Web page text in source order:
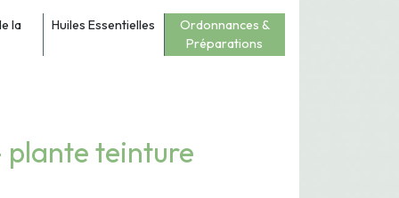
la Huiles Essentielles
Ordonnances &
Préparations
plante teinture